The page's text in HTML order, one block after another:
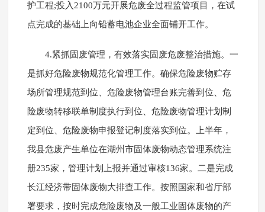
护工程;投入2100万元开展危废全过程监管项目，在试
点完成的基础上向铅蓄电池企业全面铺开工作。
4.紧抓固废管理，有效落实固废危废整治措施。一
是抓好危险废物规范化管理工作。确保危险废物贮存
场所管理规范到位、危险废物管理台账完善到位、危
险废物转移联单制度执行到位、危险废物管理计划制
定到位、危险废物申报登记制度落实到位。上半年，
我县危废产生单位在湖州市固体废物动态管理系统注
册235家，管理计划上报并通过审核136家。二是完成
长江经济带固体废物大排查工作。按照国家和省厅部
署要求，按时完成危险废物及一般工业固体废物的产